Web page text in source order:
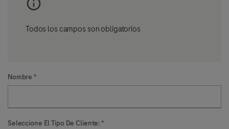
Todos los campos son obligatorios
Nombre*
Seleccione El Tipo De Cliente:*